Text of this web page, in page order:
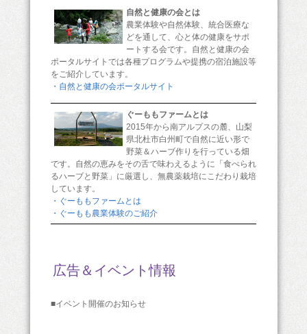
自然と健康の会とは
農業体験や自然体験、統合医療な
どを通して、心と体の健康をサポ
ートする会です。自然と健康の会
ポータルサイトでは各種プログラムや提携の宿泊施設等
をご紹介しています。
・自然と健康の会ポータルサイト
ぐーももファームとは
2015年から南アルプスの麓、山梨
県北杜市白州町で自然に近い形で
野菜＆ハーブ作りを行っている畑
です。自然の恵みをその舌で味わえるように「食べられ
るハーブと野菜」に厳選し、無農薬栽培にこだわり栽培
しています。
・ぐーももファームとは
・ぐーもも農業体験のご紹介
広告＆イベント情報
■イベント開催のお知らせ